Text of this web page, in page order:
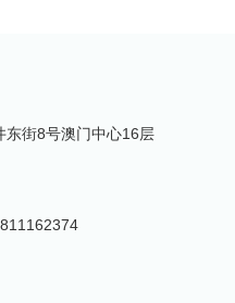
东街8号澳门中心16层